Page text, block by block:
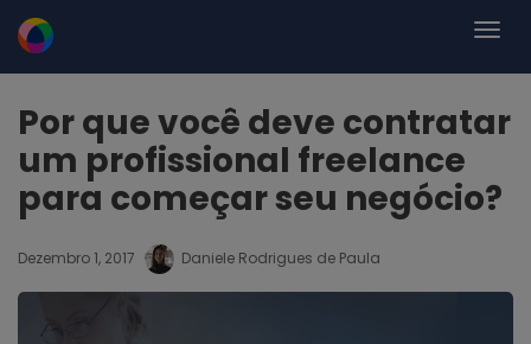
Por que você deve contratar
um profissional freelance
para começar seu negócio?
Dezembro 1, 2017 Daniele Rodrigues de Paula